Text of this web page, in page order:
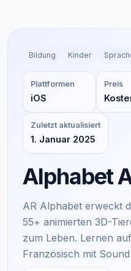
Bildung Kinder
Plattformen
iOS
Preis
Zuletzt aktualisiert
1. Januar 2025
Alphabet
AR Alphabet erweckt
55+ animierten 3D-
zum Leben. Lernen
Französisch mit